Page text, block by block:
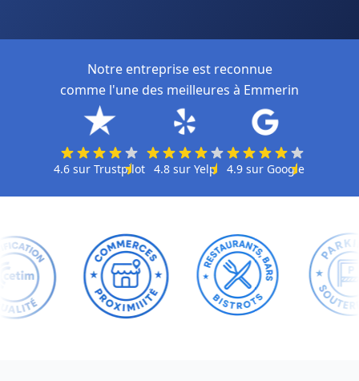
Notre entreprise est reconnue
comme l'une des meilleures à Emmerin
4.6 sur Trustpilot 4.8 sur Yelp 4.9sur Google